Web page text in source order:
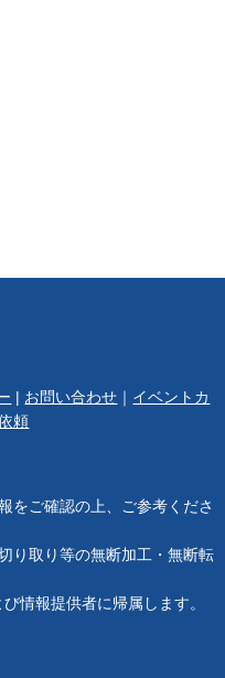
お問い合わせ
イベントカ
頼
をご確認の上、ご参考くださ
り取り等の無断加工・無断転
情報提供者に帰属します。